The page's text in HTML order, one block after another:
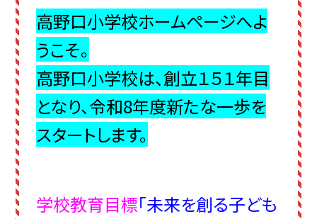
高野口小学校ホームページへよ
うこそ。
高野口小学校は、創立１５１年目
となり、令和8年度新たな一歩を
スタートします。
学校教育目標「未来を創る子ども